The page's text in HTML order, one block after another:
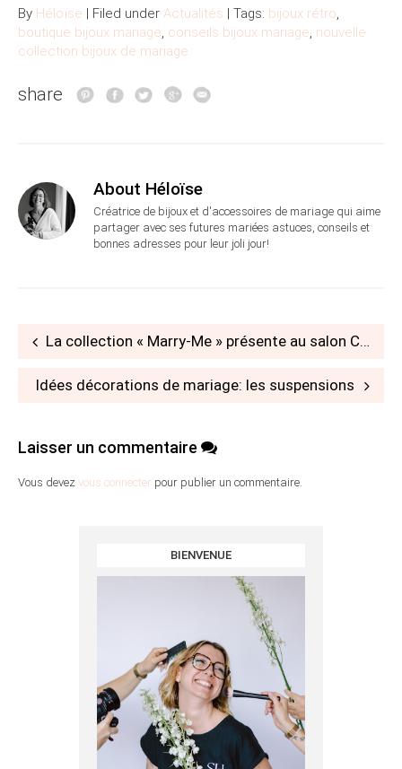
By Héloïse | Filed under Actualités | Tags: bijoux rétro
boutique bijoux mariage conseils bijoux mariage nouvelle
collection bijoux de mariage
share
About Héloïse
Créatrice de bijoux et d'accessoires de mariage qui aime
partager avec ses futures mariées astuces, conseils et
bonnes adresses pour leur joli jour!
PostLa collection « Marry-Me » présente au salon Créations et Savoir-Faire 2011 !
Idées décorations de mariage: les suspensions
Laisser un commentaire
Vous devez vous connecter pour publier un commentaire.
BIENVENUE